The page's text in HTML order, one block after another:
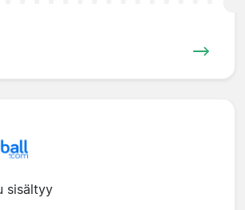
sisältyy